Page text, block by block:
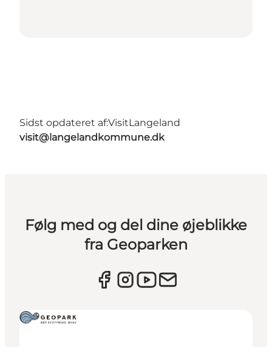
Sidst opdateret af:VisitLangeland
visit@langelandkommune.dk
Følg med og del dine øjeblikke
fra Geoparken